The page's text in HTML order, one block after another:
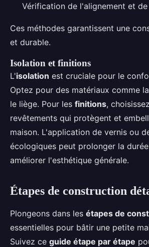
Vérification de l'alignement et
Ces méthodes garantissent une
et durable.
Isolation et finitions
L'isolation est cruciale pour le
Optez pour des matériaux comme
le liège. Pour les finitions,
revêtements qui protègent et
maison. L'application de vernis ou
écologiques peut prolonger la
améliorer l'esthétique générale.
Étapes de construction
Plongeons dans les étapes de
essentielles pour bâtir une petite
Suivez ce guide étape par étape